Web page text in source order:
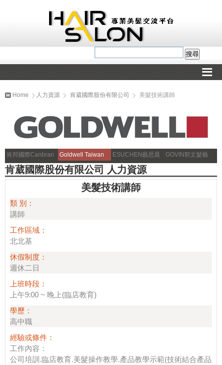
Home 人力資源 肯葳國際股份有限公司 美髮技術講師
肯邦國際Canbran Goldwell Taiwan ESUCHEN藝思晨 GOVIN郭文髮藝
肯葳國際股份有限公司 人力資源
美髮技術講師
類 別：
講師
工作區域：
北北基
休假制度：
週休二日
上班時段：
上午9:00 ~ 晚上(臨店教育)
學歷：
高中職
經驗或條件：
工作內容：
公司培訓.臨店教育.美髮操作教學.產品教學示範(技術結合產品